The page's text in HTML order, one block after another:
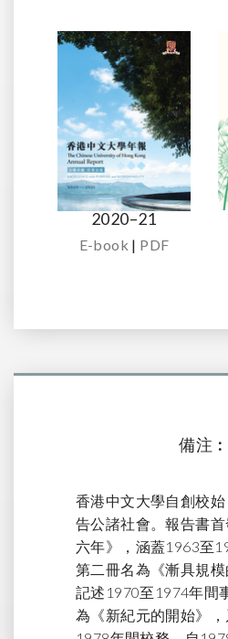
2020–21
E-book | PDF
備注︰
香港中文大學自創校
告公諸社會。報告書
六年》，涵蓋1963至
第二冊名為《漸具規模
記述1970至1974年間
為《新紀元的開始》